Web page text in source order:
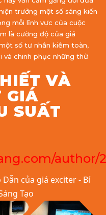
trưởng một số sáng kiến
mỗi lĩnh vực của cuộc
là cường độ của giá
số tư nhân kiêm toàn,
và chinh phục những thử
VÀ
GIÁ
SUẤT
author/